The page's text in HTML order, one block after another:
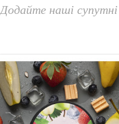
Додайте наші